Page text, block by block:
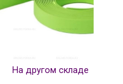
На другом складе